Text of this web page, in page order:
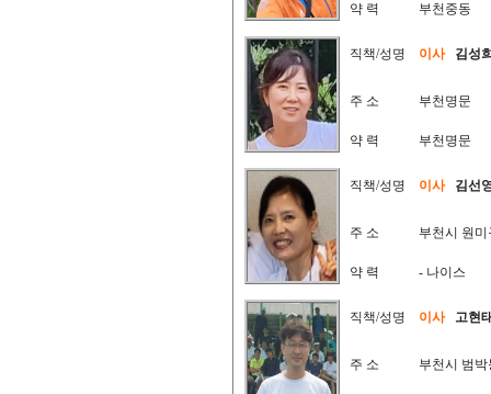
약 력 부천중동
직책/성명 이사 김성
주 소 부천명문
약 력 부천명문
직책/성명 이사 김선
주 소 부천시 원
약 력 - 나이스
직책/성명 이사 고현
주 소 부천시 범박